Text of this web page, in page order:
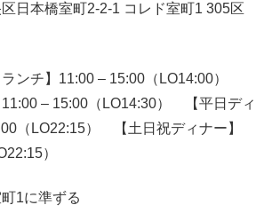
日本橋室町2-2-1 コレド室町1 305区
ンチ】11:00 – 15:00（LO14:00）
11:00 – 15:00（LO14:30） 【平日ディ
（LO22:15） 【土日祝ディナー】
）
1に準ずる